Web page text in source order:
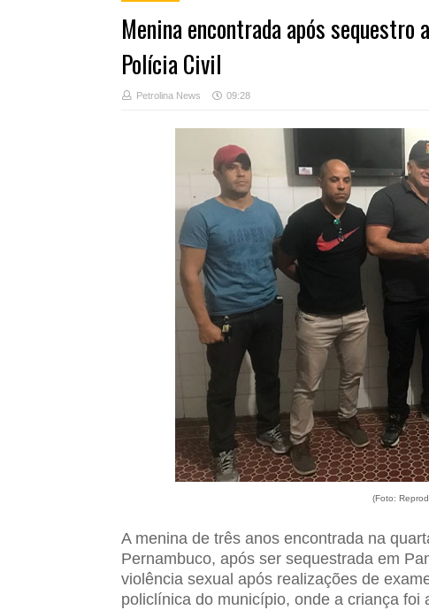
Menina encontrada após
Polícia Civil
Petrolina News 09:28
(Foto:
A menina de três anos encontrada na
Pernambuco, após ser sequestrada em
violência sexual após realizações de
policlínica do município, onde a criança